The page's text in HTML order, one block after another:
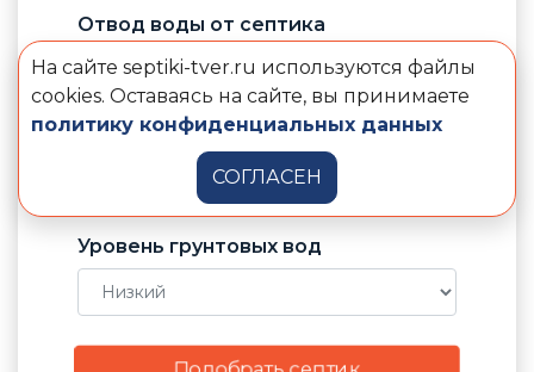
Отвод воды от септика
Электричество в доме
Уровень грунтовых вод
На сайте septiki-tver.ru используются файлы
cookies. Оставаясь на сайте, вы принимаете
политику конфиденциальных данных
СОГЛАСЕН